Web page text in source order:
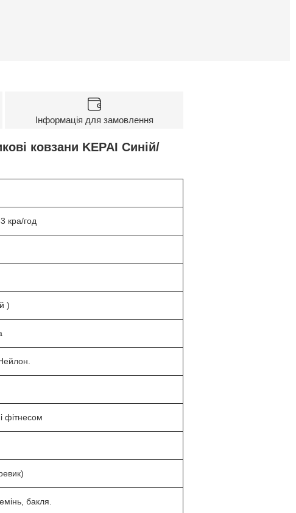
Інформація для замовлення
ковзани KEPAI Синій/
кра/год
)
фітнесом
бакля.